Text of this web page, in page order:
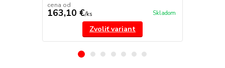
cena od
163,10 €/ks Skladom
Zvoliť variant